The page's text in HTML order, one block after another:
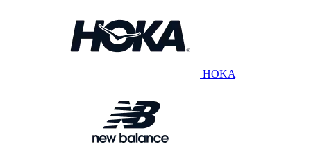
HOKA